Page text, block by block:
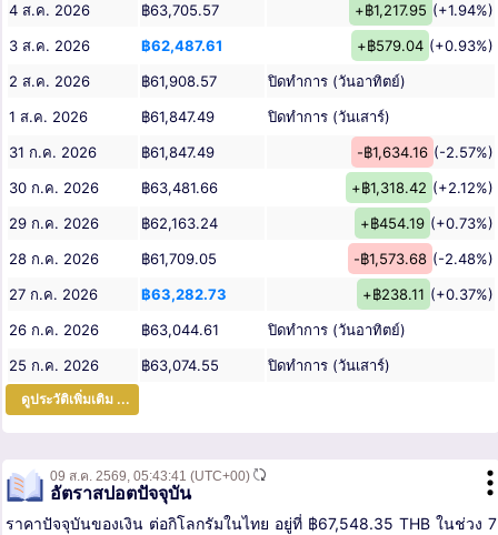
4 ส.ค. 2026
฿63,705.57 +฿1,217.95 (+1.94%)
3 ส.ค. 2026
฿62,487.61 +฿579.04 (+0.93%)
2 ส.ค. 2026
฿61,908.57
ปิดทำการ (วันอาทิตย์)
1 ส.ค. 2026
฿61,847.49
ปิดทำการ (วันเสาร์)
31 ก.ค. 2026
฿61,847.49 -฿1,634.16 (-2.57%)
30 ก.ค. 2026
฿63,481.66 +฿1,318.42 (+2.12%)
29 ก.ค. 2026
฿62,163.24 +฿454.19 (+0.73%)
28 ก.ค. 2026
฿61,709.05 -฿1,573.68 (-2.48%)
27 ก.ค. 2026
฿63,282.73 +฿238.11 (+0.37%)
26 ก.ค. 2026
฿63,044.61
ปิดทำการ (วันอาทิตย์)
25 ก.ค. 2026
฿63,074.55 ปิดทำการ (วันเสาร์)
ดูประวัติเพิ่มเติม ...
09 ส.ค. 2569, 05:43:41 (UTC+00)
อัตราสปอตปัจจุบัน
ราคาปัจจุบันของเงิน ต่อกิโลกรัมในไทย อยู่ที่ ฿67,548.35 THB ในช่วง 7